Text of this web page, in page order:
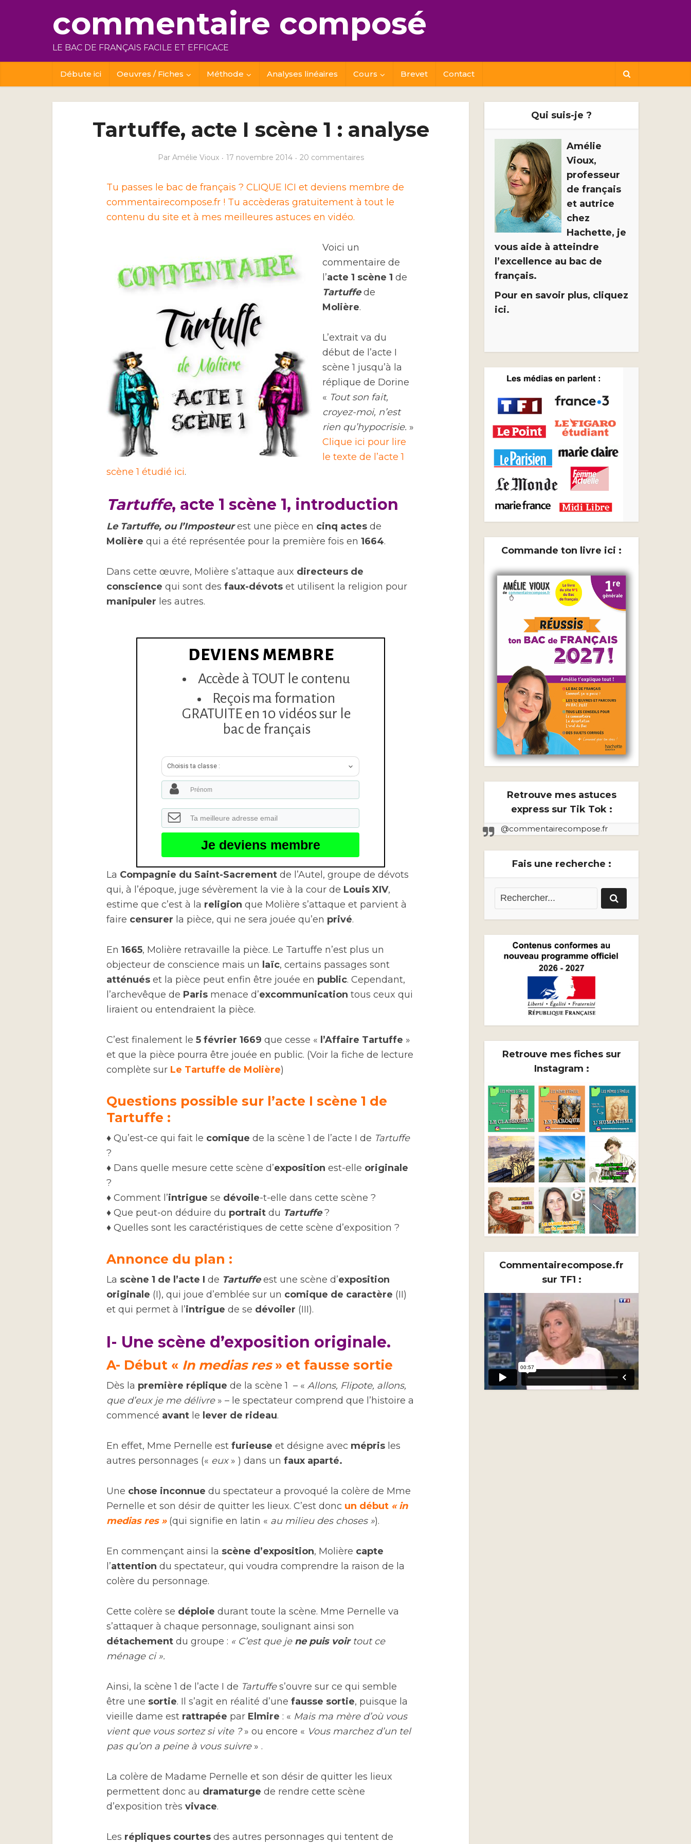
commentaire composé
LE BAC DE FRANÇAIS FACILE ET EFFICACE
Débute ici Oeuvres / Fiches Méthode Analyses linéaires Cours Brevet Contact
Tartuffe, acte I scène 1 : analyse
Par Amélie Vioux 17 novembre 2014 20 commentaires
Tu passes le bac de français ? CLIQUE ICI et deviens membre de
commentairecompose.fr ! Tu accèderas gratuitement à tout le
contenu du site et à mes meilleures astuces en vidéo.
Voici un
commentaire de
l’acte 1 scène 1 de
Tartuffede
Molière.
L’extrait va du
début de l’acte I
scène 1 jusqu’à la
réplique de Dorine
« Tout son fait,
croyez-moi, n’est
rien qu’hypocrisie. »
Clique ici pour lire
le texte de l’acte 1
scène 1 étudié ici.
Tartuffe, acte 1 scène 1, introduction
Le Tartuffe, ou l’Imposteurest une pièce en cinq actes de
Molière qui a été représentée pour la première fois en 1664.
Dans cette œuvre, Molière s’attaque aux directeurs de
conscience qui sont des faux-dévots et utilisent la religion pour
manipuler les autres.
DEVIENS MEMBRE
Accède à TOUT le contenu
Reçois ma formation
GRATUITE en 10 vidéos sur le
bac de français
Choisis ta classe :
Je deviens membre
La Compagnie du Saint-Sacrement de l’Autel, groupe de dévots
qui, à l’époque, juge sévèrement la vie à la cour de Louis XIV,
estime que c’est à la religion que Molière s’attaque et parvient à
faire censurer la pièce, qui ne sera jouée qu’en privé.
En 1665, Molière retravaille la pièce. Le Tartuffe n’est plus un
objecteur de conscience mais un laïc, certains passages sont
atténués et la pièce peut enfin être jouée en public. Cependant,
l’archevêque de Paris menace d’excommunication tous ceux qui
liraient ou entendraient la pièce.
C’est finalement le 5 février 1669 que cesse « l’Affaire Tartuffe »
et que la pièce pourra être jouée en public. (Voir la fiche de lecture
complète sur Le Tartuffe de Molière)
Questions possible sur l’acte I scène 1 de
Tartuffe :
♦ Qu’est-ce qui fait le comique de la scène 1 de l’acte I de Tartuffe
?
♦ Dans quelle mesure cette scène d’exposition est-elle originale
?
♦ Comment l’intrigue se dévoile-t-elle dans cette scène ?
♦ Que peut-on déduire du portrait du Tartuffe?
♦ Quelles sont les caractéristiques de cette scène d’exposition ?
Annonce du plan :
La scène 1 de l’acte I de Tartuffeest une scène d’exposition
originale (I), qui joue d’emblée sur un comique de caractère (II)
et qui permet à l’intrigue de se dévoiler (III).
I- Une scène d’exposition originale.
A- Début « In medias res» et fausse sortie
Dès la première réplique de la scène 1 – « Allons, Flipote, allons,
que d’eux je me délivre» – le spectateur comprend que l’histoire a
commencé avant le lever de rideau.
En effet, Mme Pernelle est furieuse et désigne avec mépris les
autres personnages (« eux» ) dans un faux aparté.
Une chose inconnue du spectateur a provoqué la colère de Mme
Pernelle et son désir de quitter les lieux. C’est donc un début « in
medias res »(qui signifie en latin « au milieu des choses »).
En commençant ainsi la scène d’exposition, Molière capte
l’attention du spectateur, qui voudra comprendre la raison de la
colère du personnage.
Cette colère se déploie durant toute la scène. Mme Pernelle va
s’attaquer à chaque personnage, soulignant ainsi son
détachement du groupe : « C’est que je ne puis voirtout ce
ménage ci ».
Ainsi, la scène 1 de l’acte I de Tartuffes’ouvre sur ce qui semble
être une sortie. Il s’agit en réalité d’une fausse sortie, puisque la
vieille dame est rattrapée par Elmire : « Mais ma mère d’où vous
vient que vous sortez si vite ?» ou encore « Vous marchez d’un tel
pas qu’on a peine à vous suivre» .
La colère de Madame Pernelle et son désir de quitter les lieux
permettent donc au dramaturge de rendre cette scène
d’exposition très vivace.
Les répliques courtes des autres personnages qui tentent de
Qui suis-je ?
Amélie
Vioux,
professeur
de français
et autrice
chez
Hachette, je
vous aide à atteindre
l’excellence au bac de
français.
Pour en savoir plus, cliquez
ici.
Commande ton livre ici :
Retrouve mes astuces
express sur Tik Tok :
@commentairecompose.fr
Fais une recherche :
Retrouve mes fiches sur
Instagram :
Commentairecompose.fr
sur TF1 :